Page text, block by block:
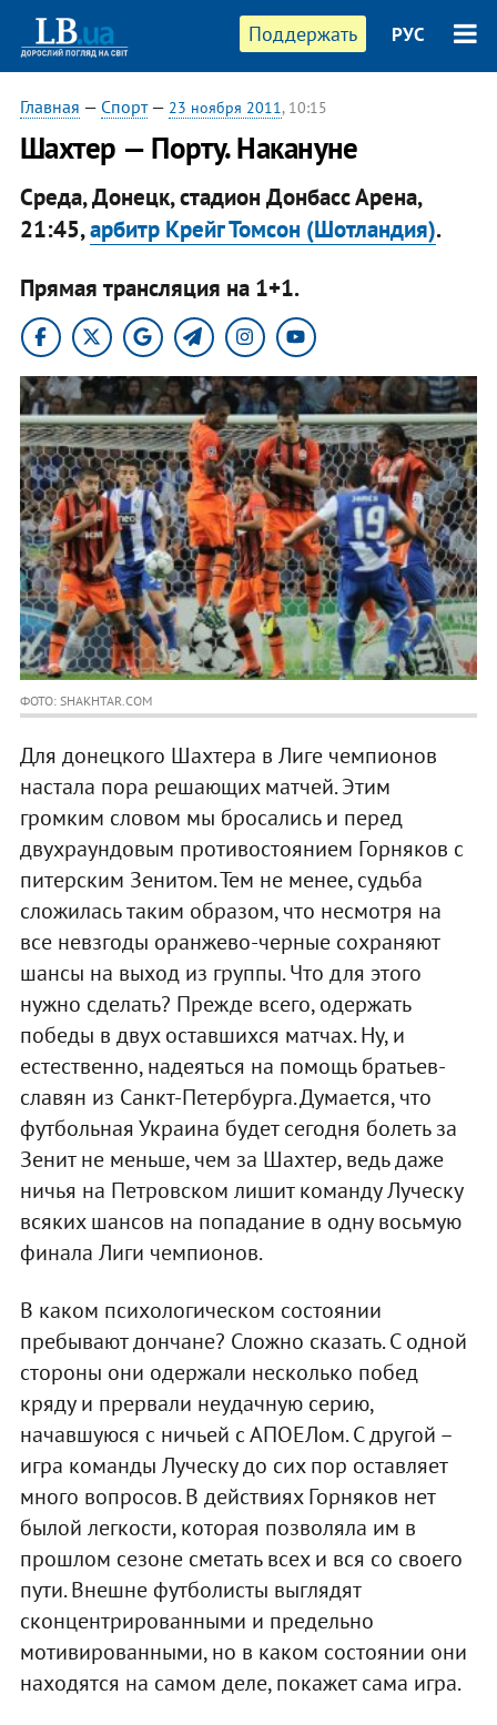
Поддержать РУС
Главная — Спорт— 23 ноября 2011, 10:15
Шахтер — Порту. Накануне
Среда, Донецк, стадион Донбасс Арена,
21:45,арбитр Крейг Томсон (Шотландия).
Прямая трансляция на 1+1.
ФОТО: SHAKHTAR.COM
Для донецкого Шахтера в Лиге чемпионов
настала пора решающих матчей. Этим
громким словом мы бросались и перед
двухраундовым противостоянием Горняков с
питерским Зенитом. Тем не менее, судьба
сложилась таким образом, что несмотря на
все невзгоды оранжево-черные сохраняют
шансы на выход из группы. Что для этого
нужно сделать? Прежде всего, одержать
победы в двух оставшихся матчах. Ну, и
естественно, надеяться на помощь братьев-
славян из Санкт-Петербурга. Думается, что
футбольная Украина будет сегодня болеть за
Зенит не меньше, чем за Шахтер, ведь даже
ничья на Петровском лишит команду Луческу
всяких шансов на попадание в одну восьмую
финала Лиги чемпионов.
В каком психологическом состоянии
пребывают дончане? Сложно сказать. С одной
стороны они одержали несколько побед
кряду и прервали неудачную серию,
начавшуюся с ничьей с АПОЕЛом. С другой –
игра команды Луческу до сих пор оставляет
много вопросов. В действиях Горняков нет
былой легкости, которая позволяла им в
прошлом сезоне сметать всех и вся со своего
пути. Внешне футболисты выглядят
сконцентрированными и предельно
мотивированными, но в каком состоянии они
находятся на самом деле, покажет сама игра.